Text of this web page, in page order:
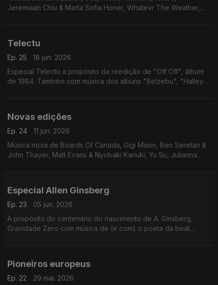
Jeremiaah Chiu & Marta Sofia Honer, Whatevr The Weather,
Telectu
Ep. 25
18 jun. 2026
Especial Telectu a propósito da reedição de "Off Off", álbum
de 1984. Também com música dos albuns "Belzebu", "Halley",
Novas edições
Ep. 24
11 jun. 2026
Música nova de Boards Of Canada, Gigi Masin, Ben Seretan &
John Thayer, Matt Evans & Nyobaki Kariuki, Yu Su, Julianna
Especial Allen Ginsberg
Ep. 23
05 jun. 2026
A propósito do centenário do nascimento de A. Ginsberg,
Gravidade Zero com música de (e com) o poeta da beat
Pioneiros europeus
Ep. 22
29 mai. 2026